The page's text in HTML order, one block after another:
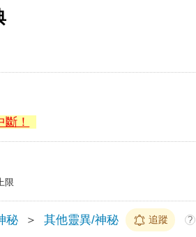
！
限
秘 ＞ 其他靈異/神秘 追蹤 ?